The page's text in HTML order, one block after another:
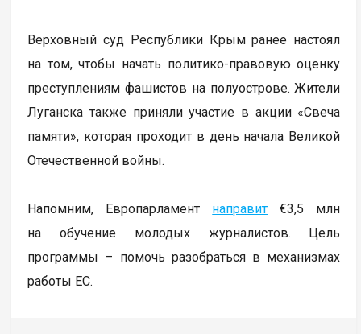
Верховный суд Республики Крым ранее настоял
на том, чтобы начать политико-правовую оценку
преступлениям фашистов на полуострове. Жители
Луганска также приняли участие в акции «Свеча
памяти», которая проходит в день начала Великой
Отечественной войны.
Напомним, Европарламент направит €3,5 млн
на обучение молодых журналистов. Цель
программы – помочь разобраться в механизмах
работы ЕС.